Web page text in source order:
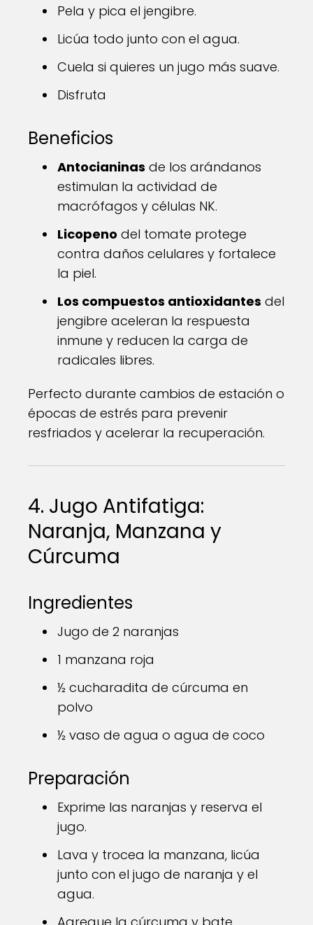
Pela y pica el jengibre.
Licúa todo junto con el agua.
Cuela si quieres un jugo más suave.
Disfruta
Beneficios
Antocianinas de los arándanos
estimulan la actividad de
macrófagos y células NK.
Licopeno del tomate protege
contra daños celulares y fortalece
la piel.
Los compuestos antioxidantes del
jengibre aceleran la respuesta
inmune y reducen la carga de
radicales libres.
Perfecto durante cambios de estación o
épocas de estrés para prevenir
resfriados y acelerar la recuperación.
4. Jugo Antifatiga:
Naranja, Manzana y
Cúrcuma
Ingredientes
Jugo de 2 naranjas
1 manzana roja
½ cucharadita de cúrcuma en
polvo
½ vaso de agua o agua de coco
Preparación
Exprime las naranjas y reserva el
jugo.
Lava y trocea la manzana, licúa
junto con el jugo de naranja y el
agua.